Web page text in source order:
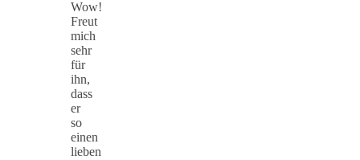
Wow!
Freut
mich
sehr
für
ihn,
dass
er
so
einen
lieben